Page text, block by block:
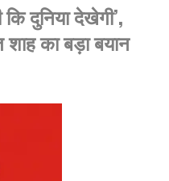
कि दुनिया देखेगी’,
का बड़ा बयान